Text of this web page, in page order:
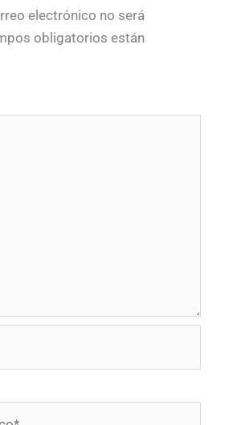
electrónico no será
obligatorios están